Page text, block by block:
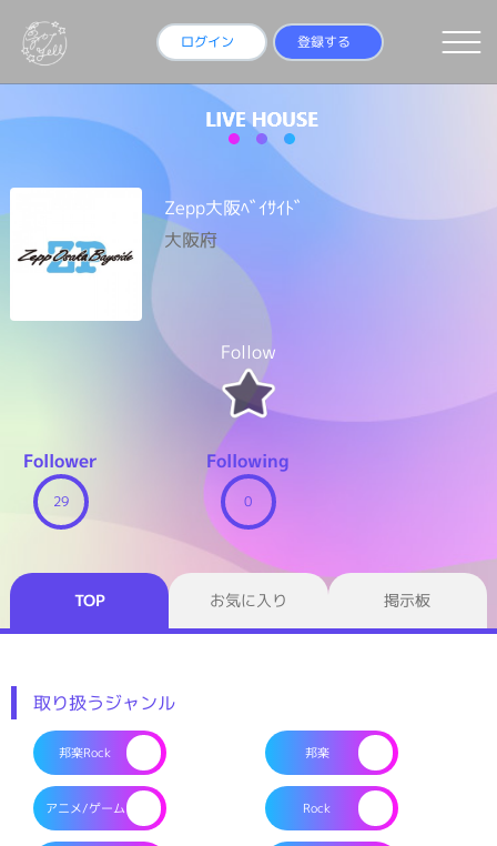
ログイン 登録する
Zepp大阪ﾍﾞｲｻｲﾄﾞ
大阪府
Follow
Follower
29
Following
0
TOP お気に入り 掲示板
取り扱うジャンル
邦楽Rock 邦楽
アニメ/ゲーム Rock